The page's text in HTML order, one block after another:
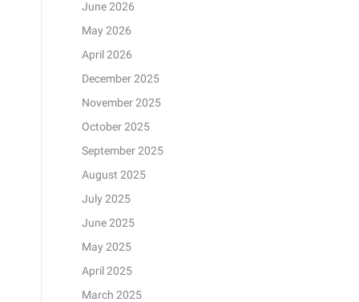
June 2026
May 2026
April 2026
December 2025
November 2025
October 2025
September 2025
August 2025
July 2025
June 2025
May 2025
April 2025
March 2025